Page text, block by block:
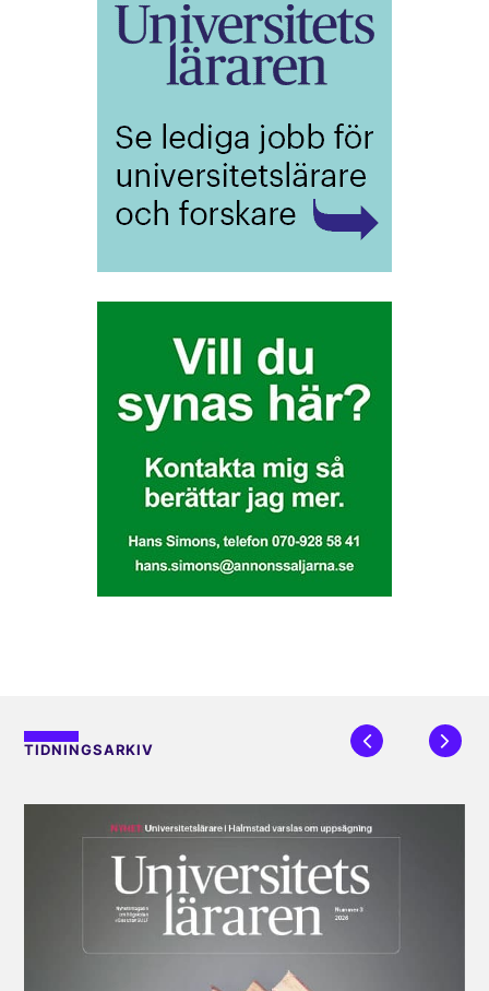
TIDNINGSARKIV